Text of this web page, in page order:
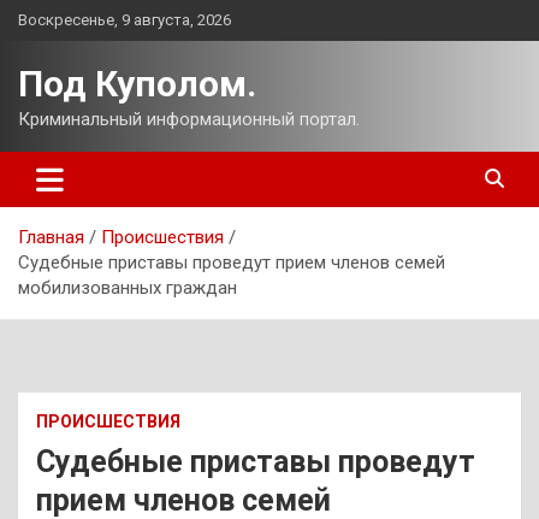
Перейти
Воскресенье, 9 августа, 2026
Под Куполом.
Криминальный информационный портал.
Главная
Происшествия
Судебные приставы проведут прием членов семей
мобилизованных граждан
ПРОИСШЕСТВИЯ
Судебные приставы проведут
прием членов семей